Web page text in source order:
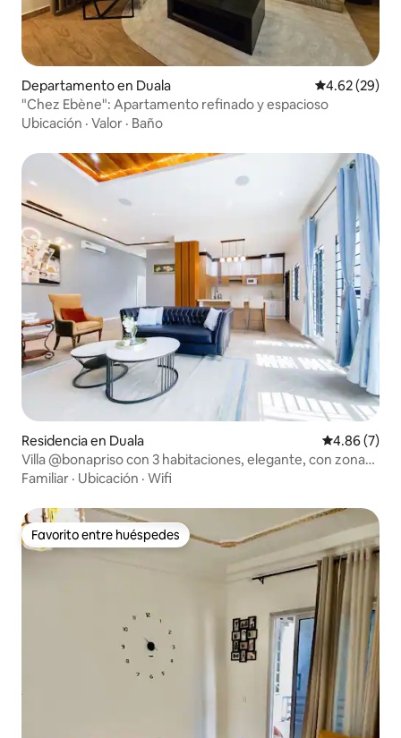
Departamento en Duala Calificación
4.62 (29)
"Chez Ebène": Apartamento refinado y espacioso
Ubicación · Valor · Baño
Residencia en Duala Calificación
4.86 (7)
Villa @bonapriso con 3 habitaciones, elegante, con zona
de barbacoa y wifi
Familiar · Ubicación · Wifi
Favorito entre huéspedes
Favorito entre huéspedes